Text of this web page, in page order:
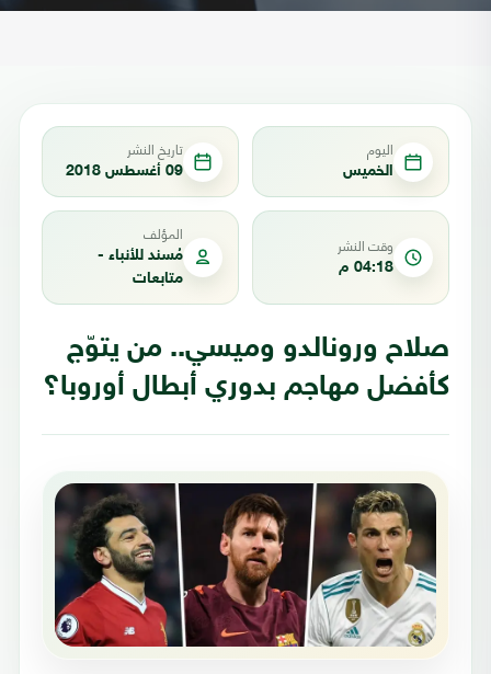
اليوم
الخميس
تاريخ النشر
09 أغسطس 2018
وقت النشر
04:18 م
المؤلف
مُسند للأنباء -
متابعات
صلاح ورونالدو وميسي.. من يتوّج
كأفضل مهاجم بدوري أبطال أوروبا؟